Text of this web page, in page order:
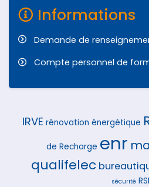
Informations
Demande de
Compte personnel de
IRVE rénovation énergétique
de Recharge enr
qualifelec
sécurité